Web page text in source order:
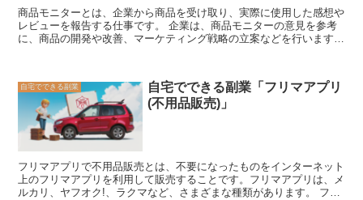
た、フリーランスとして活動する組み込みエンジニアもいます。組み
込みエンジニアの年収は、経験やスキルによって異なりますが、平均
年収は600万円程度です。
商品モニターとは、企業から商品を受け取り、実際に使用した感想や
レビューを報告する仕事です。
企業は、商品モニターの意見を参考
に、商品の開発や改善、マーケティング戦略の立案などを行います。
用し、感想やレビューをまとめる 3. 企業に感想やレビューを報告す
る 4. 企業から謝礼を受け取る 商品モニターの仕事には、さまざまな
メリットがあります。 * 自宅でできるため、子育て中の方や、介護を
しながら働いている方でも始めやすい * 謝礼を受け取ることができる
* 無料で商品を試すことができる * 企業の商品開発やマーケティング
戦略に貢献できる 商品モニターの仕事は、空いた時間に気軽に始め
られる副業として人気があります。
自宅でできる副業
自宅でできる副業「フリマアプリ
(不用品販売)」
フリマアプリで不用品販売 とは、不要になったものをインターネット
上のフリマアプリを利用して販売することです。フリマアプリは、メ
ルカリ、ヤフオク!、ラクマなど、さまざまな種類があります。 フリ